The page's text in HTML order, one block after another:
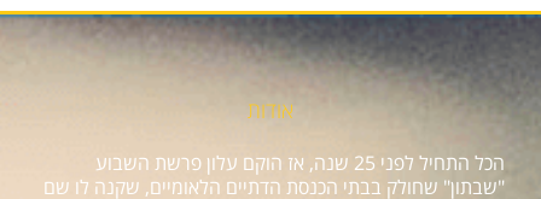
אודות
הכל התחיל לפני 25 שנה, אז הוקם עלון פרשת השבוע
"שבתון" שחולק בבתי הכנסת הדתיים הלאומיים, שקנה לו שם